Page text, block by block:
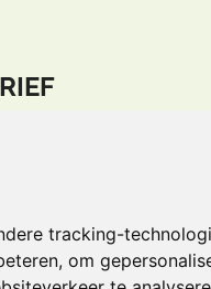
tracking-
om
met: